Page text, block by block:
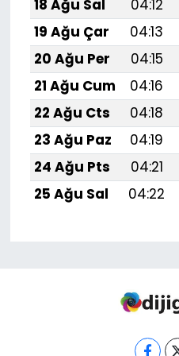
18 Ağu Sal
04:12
19 Ağu Çar
04:13
20 Ağu Per
04:15
21 Ağu Cum
04:16
22 Ağu Cts
04:18
23 Ağu Paz
04:19
24 Ağu Pts
04:21
25 Ağu Sal
04:22